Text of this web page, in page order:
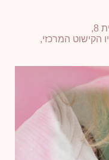
הקישוט המרכזי,